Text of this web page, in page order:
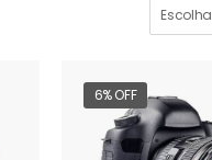
6% OFF